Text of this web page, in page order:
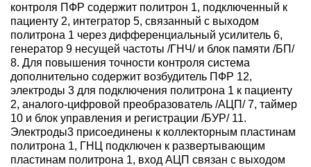
контроля ПФР содержит политрон 1, подключенный к
пациенту 2, интегратор 5, связанный с выходом
политрона 1 через дифференциальный усилитель 6,
генератор 9 несущей частоты /ГНЧ/ и блок памяти /БП/
8. Для повышения точности контроля система
дополнительно содержит возбудитель ПФР 12,
электроды 3 для подключения политрона 1 к пациенту
2, аналого-цифровой преобразователь /АЦП/ 7, таймер
10 и блок управления и регистрации /БУР/ 11.
Электроды3 присоединены к коллекторным пластинам
политрона 1, ГНЦ подключен к развертывающим
пластинам политрона 1, вход АЦП связан с выходом